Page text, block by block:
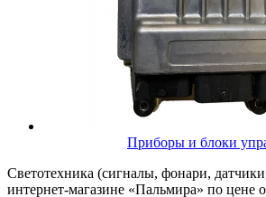
Приборы и блоки
Светотехника (сигналы, фонари,
интернет-магазине «Пальмира» по цене